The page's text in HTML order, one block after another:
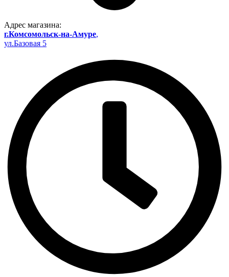
Адрес магазина:
г.Комсомольск-на-Амуре,
ул.Базовая 5